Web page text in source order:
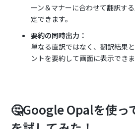
ーン＆マナーに合わせて翻訳す
定できます。
要約の同時出力：
単なる直訳ではなく、翻訳結果
ントを要約して画面に表示できま
🤔Google Opalを使っ